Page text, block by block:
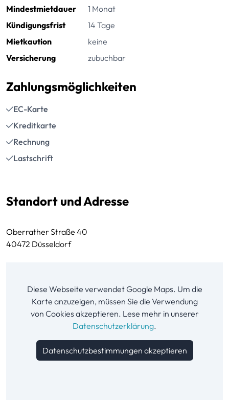
Mindestmietdauer
1 Monat
Kündigungsfrist
14 Tage
Mietkaution
keine
Versicherung
zubuchbar
Zahlungsmöglichkeiten
EC-Karte
Kreditkarte
Rechnung
Lastschrift
Standort und Adresse
Oberrather Straße 40
40472 Düsseldorf
Diese Webseite verwendet Google Maps. Um die
Karte anzuzeigen, müssen Sie die Verwendung
von Cookies akzeptieren. Lese mehr in unserer
Datenschutzerklärung.
Datenschutzbestimmungen akzeptieren